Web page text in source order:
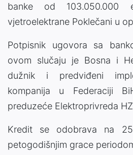
banke od 103.050.000
vjetroelektrane Poklečani u
Potpisnik ugovora sa
ovom slučaju je Bosna i
dužnik i predviđeni
kompanija u Federaciji
preduzeće Elektroprivreda
Kredit se odobrava na
petogodišnjim grace